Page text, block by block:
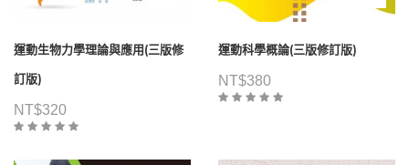
運動生物力學理論與應用(三版修
訂版)
NT$320
運動科學概論(三版修訂版)
NT$380